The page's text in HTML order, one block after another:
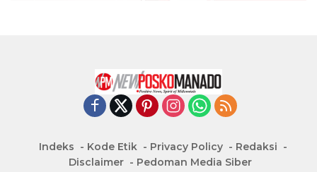
Indeks Kode Etik Privacy Policy
Redaksi
Disclaimer
Pedoman Media Siber